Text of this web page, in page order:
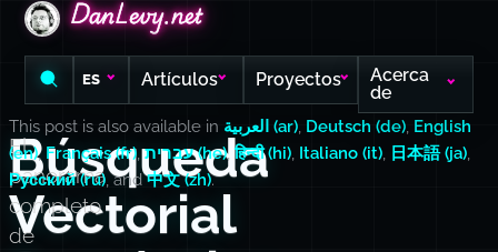
DanLevy.net
DanLevy.net
DanLevy.net
ES Artículos Proyectos
Acerca
de
Búsqueda
Vectorial
El
panorama
completo
de
This post is also available in العربية (ar), Deutsch (de), English
(en), Français (fr), עברית (he),हिन्दी (hi), Italiano (it), 日本語 (ja),
Русский (ru), and中文 (zh).